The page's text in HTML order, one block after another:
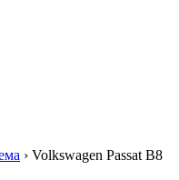
› Volkswagen Passat B8